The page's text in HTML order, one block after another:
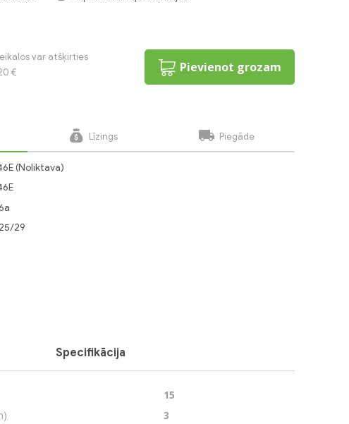
var atšķirties
€
Pievienot grozam
Līzings Piegāde
(Noliktava)
29
Specifikācija
15
3